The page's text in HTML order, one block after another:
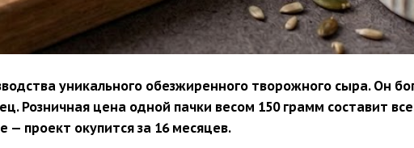
уникального обезжиренного творожного сыра. Он
Розничная цена одной пачки весом 150 грамм составит
проект окупится за 16 месяцев.